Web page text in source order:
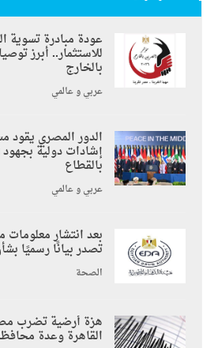
عودة مبادرة تسوية
للاستثمار.. أبرز
بالخارج
عربي و عالمي
الدور المصري يقود
إشادات دولية
بالقطاع
عربي و عالمي
بعد انتشار معلومات
تصدر بيانًا رسميًا
الصحة
هزة أرضية تضرب
القاهرة وعدة